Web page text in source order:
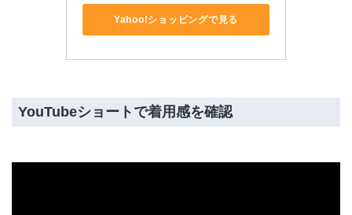
Yahoo!ショッピングで見る
YouTubeショートで着用感を確認